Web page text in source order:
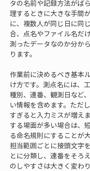
タの名前や記録方法がば
理するときに大きな手間
に、複数人が同じ日に同
合、点名やファイル名だ
測ったデータなのか分か
ります。
作業前に決めるべき基本
け方です。測点名には、
種別、連番、観測日など
い情報を含めます。ただ
すぎると入力ミスが増え
する場面が多い場合は、
る命名規則にすることが
担当範囲ごとに接頭文字
とに分類し、連番をそろ
のしやすさは大きく変わり